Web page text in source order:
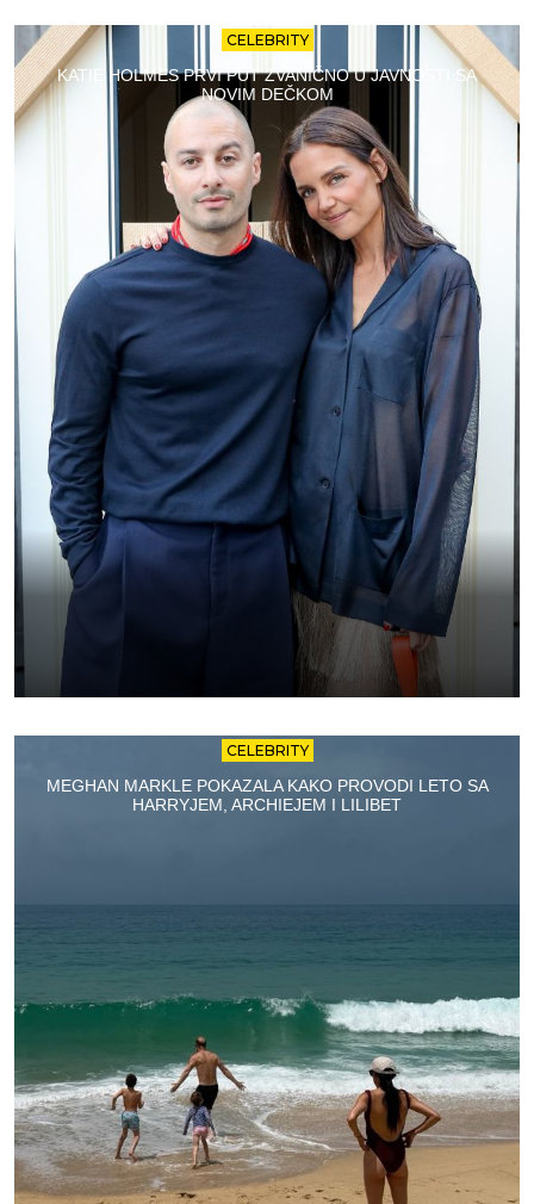
CELEBRITY
KATIE HOLMES PRVI PUT ZVANIČNO U JAVNOSTI SA
NOVIM DEČKOM
CELEBRITY
MEGHAN MARKLE POKAZALA KAKO PROVODI LETO SA
HARRYJEM, ARCHIEJEM I LILIBET